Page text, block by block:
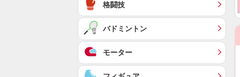
格闘技
バドミントン
モーター